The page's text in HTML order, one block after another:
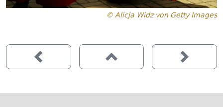
© Alicja Widz von Getty Images